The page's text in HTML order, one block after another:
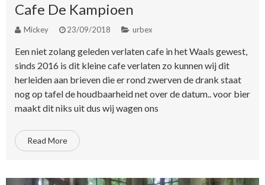
Cafe De Kampioen
Mickey 23/09/2018 urbex
Een niet zolang geleden verlaten cafe in het Waals gewest,
sinds 2016 is dit kleine cafe verlaten zo kunnen wij dit
herleiden aan brieven die er rond zwerven de drank staat
nog op tafel de houdbaarheid net over de datum.. voor bier
maakt dit niks uit dus wij wagen ons
Read More